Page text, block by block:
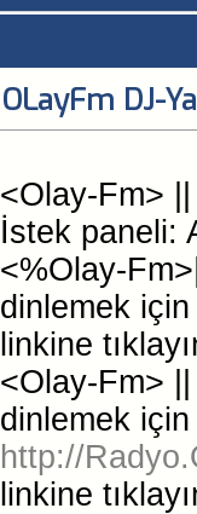
OLayFm DJ-
<Olay-Fm> ||
İstek paneli:
<%Olay-
dinlemek
linkine
<Olay-Fm> ||
dinlemek için
http://
linkine